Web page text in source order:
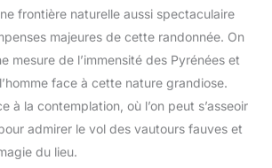
frontière naturelle aussi spectaculaire
majeures de cette randonnée. On
mesure de l’immensité des Pyrénées et
face à cette nature grandiose.
à la contemplation, où l’on peut s’asseoir
admirer le vol des vautours fauves et
du lieu.